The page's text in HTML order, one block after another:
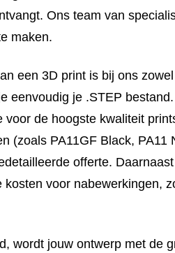
Ons team van
maken.
een 3D print is bij ons
eenvoudig je .STEP
voor de hoogste kwaliteit
(zoals PA11GF Black, PA11
offerte.
kosten voor nabewerkingen,
wordt jouw ontwerp met de